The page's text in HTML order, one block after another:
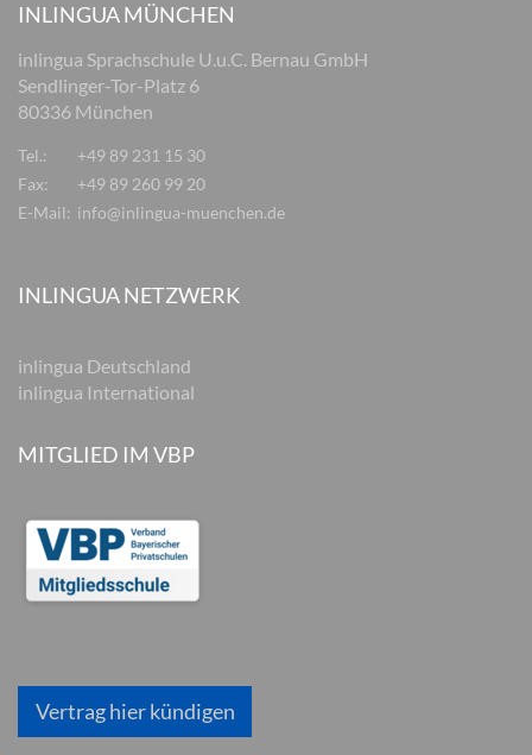
INLINGUA MÜNCHEN
inlingua Sprachschule U.u.C. Bernau GmbH
Sendlinger-Tor-Platz 6
80336 München
Tel.:
+49 89 231 15 30
Fax:
+49 89 260 99 20
E-Mail: info@inlingua-muenchen.de
INLINGUA NETZWERK
inlingua Deutschland
inlingua International
MITGLIED IM VBP
Vertrag hier kündigen